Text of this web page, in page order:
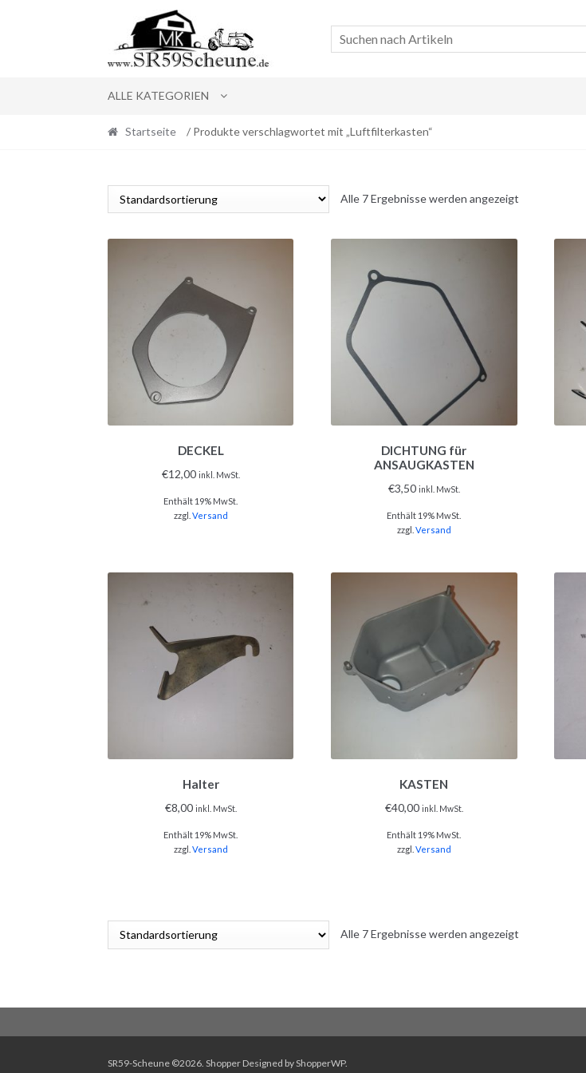
navigation
content
ALLE KATEGORIEN
Startseite / Produkte verschlagwortet mit „Luftfilterkasten“
Alle 7 Ergebnisse werden angezeigt
DECKEL
€12,00 inkl. MwSt.
Enthält 19% MwSt.
zzgl. Versand
DICHTUNG für
ANSAUGKASTEN
€3,50 inkl. MwSt.
Enthält 19% MwSt.
zzgl. Versand
Halter
€8,00 inkl. MwSt.
Enthält 19% MwSt.
zzgl. Versand
KASTEN
€40,00 inkl. MwSt.
Enthält 19% MwSt.
zzgl. Versand
Alle 7 Ergebnisse werden angezeigt
SR59-Scheune ©2026. ShopperDesigned byShopperWP.